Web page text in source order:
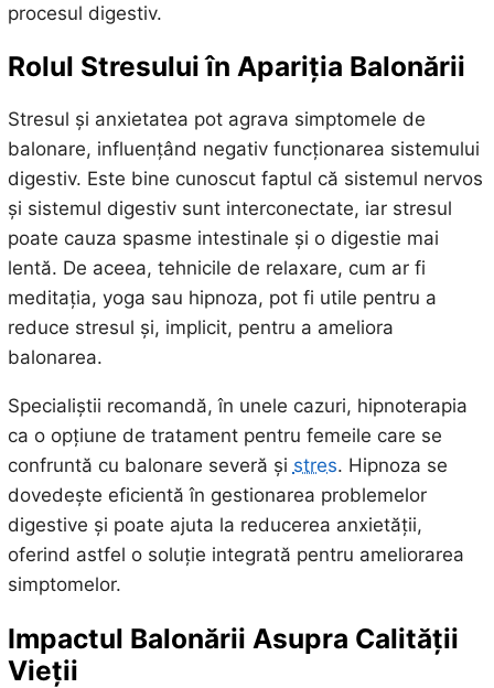
procesul digestiv.
Rolul Stresului în Apariția Balonării
Stresul și anxietatea pot agrava simptomele de
balonare, influențând negativ funcționarea sistemului
digestiv. Este bine cunoscut faptul că sistemul nervos
și sistemul digestiv sunt interconectate, iar stresul
poate cauza spasme intestinale și o digestie mai
lentă. De aceea, tehnicile de relaxare, cum ar fi
meditația, yoga sau hipnoza, pot fi utile pentru a
reduce stresul și, implicit, pentru a ameliora
balonarea.
Specialiștii recomandă, în unele cazuri, hipnoterapia
ca o opțiune de tratament pentru femeile care se
confruntă cu balonare severă și stres. Hipnoza se
dovedește eficientă în gestionarea problemelor
digestive și poate ajuta la reducerea anxietății,
oferind astfel o soluție integrată pentru ameliorarea
simptomelor.
Impactul Balonării Asupra Calității
Vieții